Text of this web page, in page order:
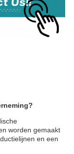
worden gemaakt
en een